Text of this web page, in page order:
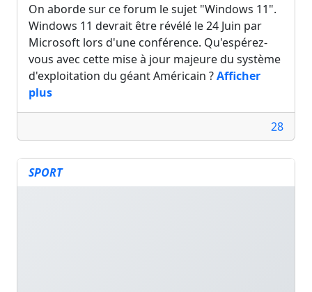
On aborde sur ce forum le sujet "Windows 11".
Windows 11 devrait être révélé le 24 Juin par
Microsoft lors d'une conférence. Qu'espérez-
vous avec cette mise à jour majeure du système
d'exploitation du géant Américain ?Afficher
plus
28
SPORT